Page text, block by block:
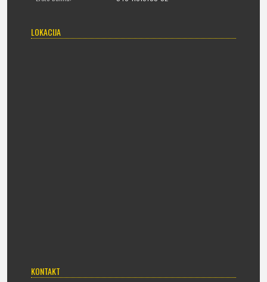
LOKACIJA
KONTAKT